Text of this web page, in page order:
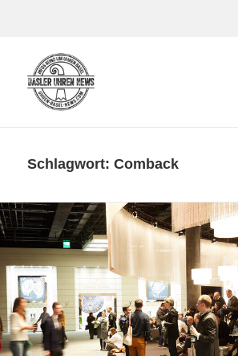
Schlagwort:Comback